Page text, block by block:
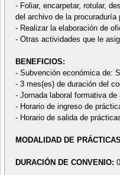
- Foliar, encarpetar, rotular,
del archivo de la procuraduría
- Realizar la elaboración de
- Otras actividades que le
BENEFICIOS:
- Subvención económica de:
- 3 mes(es) de duración del
- Jornada laboral formativa de
- Horario de ingreso de
- Horario de salida de
MODALIDAD DE
DURACIÓN DE CONVENIO: